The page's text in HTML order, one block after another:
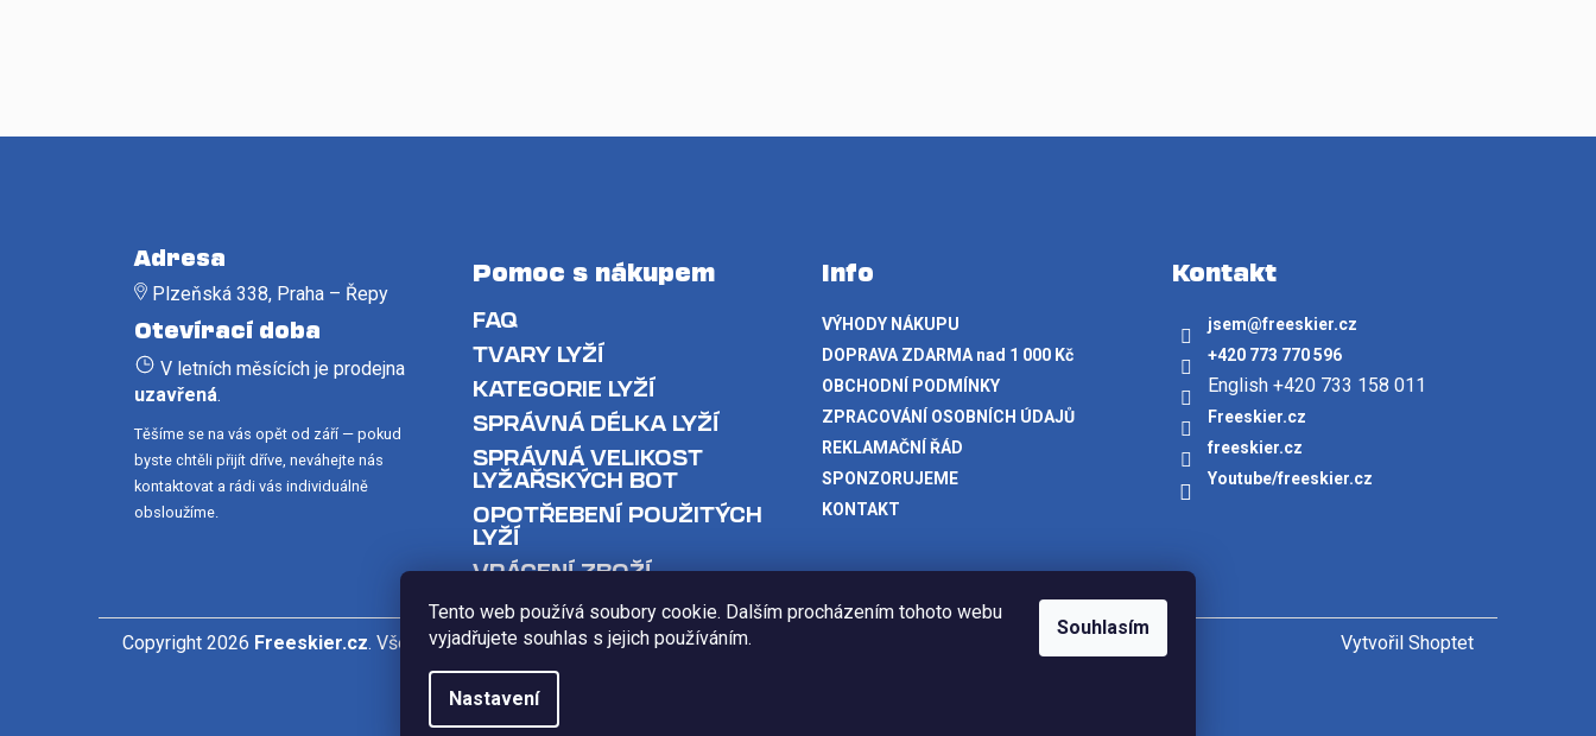
Tento web používá soubory cookie. Dalším procházením tohoto webu
vyjadřujete souhlas s jejich používáním.
Nastavení
Souhlasím
Adresa
Plzeňská 338, Praha – Řepy
Otevírací doba
V letních měsících je prodejna
uzavřená.
Těšíme se na vás opět od září — pokud
byste chtěli přijít dříve, neváhejte nás
kontaktovat a rádi vás individuálně
obsloužíme.
Pomoc s nákupem
FAQ
TVARY LYŽÍ
KATEGORIE LYŽÍ
SPRÁVNÁ DÉLKA LYŽÍ
SPRÁVNÁ VELIKOST
LYŽAŘSKÝCH BOT
OPOTŘEBENÍ POUŽITÝCH
LYŽÍ
VRÁCENÍ ZBOŽÍ
Info
VÝHODY NÁKUPU
DOPRAVA ZDARMA nad 1 000 Kč
OBCHODNÍ PODMÍNKY
ZPRACOVÁNÍ OSOBNÍCH ÚDAJŮ
REKLAMAČNÍ ŘÁD
SPONZORUJEME
KONTAKT
Kontakt
jsem@freeskier.cz
+420 773 770 596
English +420 733 158 011
Freeskier.cz
freeskier.cz
Youtube/freeskier.cz
Vytvořil Shoptet
Copyright 2026 Freeskier.cz. Všechna práva vyhrazena.